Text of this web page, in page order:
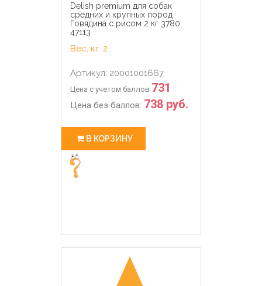
Delish premium для собак
средних и крупных пород
Говядина с рисом 2 кг 3780,
47113
Вес, кг: 2
Артикул: 20001001667
Цена с учетом баллов 731
Цена без баллов: 738 руб.
В КОРЗИНУ